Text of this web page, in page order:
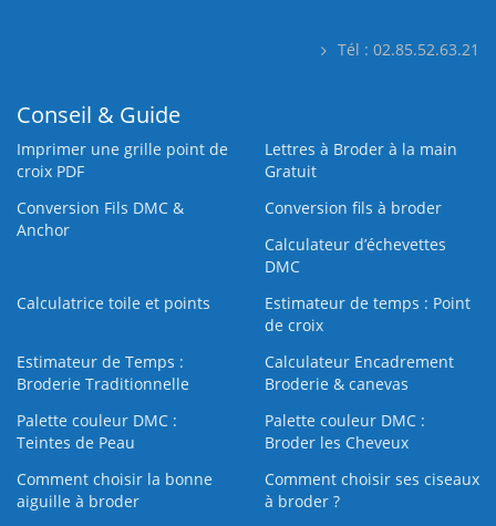
Tél : 02.85.52.63.21
Conseil & Guide
Imprimer une grille point de
croix PDF
Lettres à Broder à la main
Gratuit
Conversion Fils DMC &
Anchor
Conversion fils à broder
Calculateur d’échevettes
DMC
Calculatrice toile et points
Estimateur de temps : Point
de croix
Estimateur de Temps :
Broderie Traditionnelle
Calculateur Encadrement
Broderie & canevas
Palette couleur DMC :
Teintes de Peau
Palette couleur DMC :
Broder les Cheveux
Comment choisir la bonne
aiguille à broder
Comment choisir ses ciseaux
à broder ?